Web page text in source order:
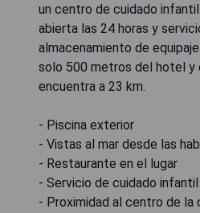
un centro de cuidado
abierta las 24 horas y
almacenamiento de
solo 500 metros del hotel y
encuentra a 23 km.
- Piscina exterior
- Vistas al mar desde las
- Restaurante en el lugar
- Servicio de cuidado infantil
- Proximidad al centro de la